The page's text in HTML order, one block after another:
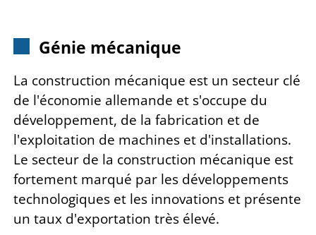
Génie mécanique
La construction mécanique est un secteur clé
de l'économie allemande et s'occupe du
développement, de la fabrication et de
l'exploitation de machines et d'installations.
Le secteur de la construction mécanique est
fortement marqué par les développements
technologiques et les innovations et présente
un taux d'exportation très élevé.